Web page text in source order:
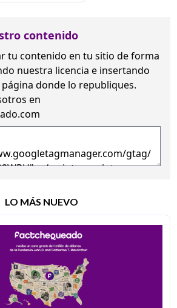
contenido
tu contenido en tu sitio de forma
nuestra licencia e insertando
donde lo republiques.
en
LO MÁS NUEVO